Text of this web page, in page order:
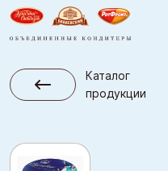
Каталог
продукции